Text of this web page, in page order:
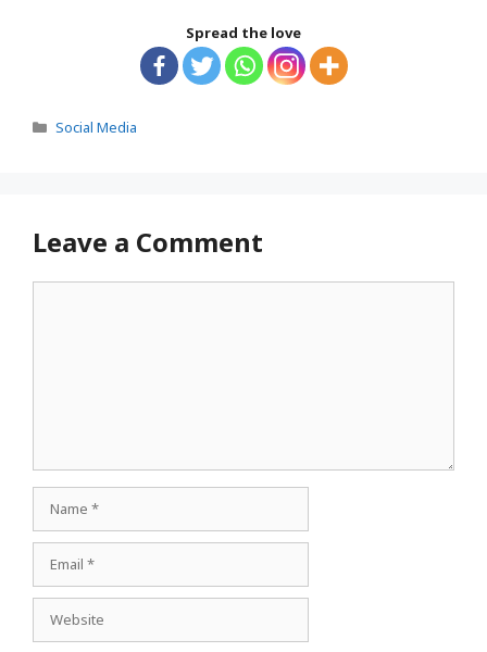
Spread the love
Categories
Social Media
Leave a Comment